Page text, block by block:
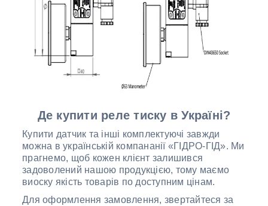
Де купити реле тиску в Україні?
Купити датчик та інші комплектуючі завжди
можна в українській компананії «ГІДРО-ГІД». Ми
прагнемо, щоб кожен клієнт залишився
задоволений нашою продукцією, тому маємо
виоску якість товарів по доступним цінам.
Для оформлення замовлення, звертайтеся за